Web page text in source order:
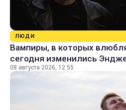
ЛЮДИ
Вампиры, в которых
сегодня изменились
08 августа 2026, 12:55